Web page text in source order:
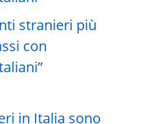
stranieri più
con